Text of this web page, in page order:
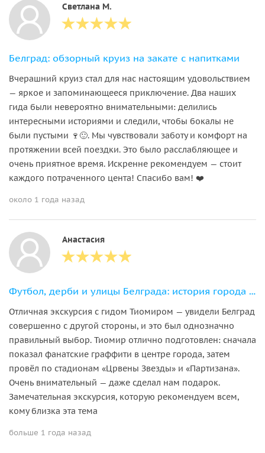
Светлана М.
Белград: обзорный круиз на закате с напитками
Вчерашний круиз стал для нас настоящим удовольствием
— яркое и запоминающееся приключение. Два наших
гида были невероятно внимательными: делились
интересными историями и следили, чтобы бокалы не
были пустыми 🍷🙂. Мы чувствовали заботу и комфорт на
протяжении всей поездки. Это было расслабляющее и
очень приятное время. Искренне рекомендуем — стоит
каждого потраченного цента! Спасибо вам! ❤️
около 1 года назад
Анастасия
Футбол, дерби и улицы Белграда: история города глазами фаната
Отличная экскурсия с гидом Тиомиром — увидели Белград
совершенно с другой стороны, и это был однозначно
правильный выбор. Тиомир отлично подготовлен: сначала
показал фанатские граффити в центре города, затем
провёл по стадионам «Црвены Звезды» и «Партизана».
Очень внимательный — даже сделал нам подарок.
Замечательная экскурсия, которую рекомендуем всем,
кому близка эта тема
больше 1 года назад